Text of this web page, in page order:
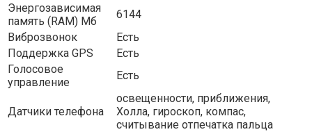
Энергозависимая
память (RAM) Мб
6144
Виброзвонок
Есть
Поддержка GPS
Есть
Голосовое
управление
Есть
Датчики телефона
освещенности, приближения,
Холла, гироскоп, компас,
считывание отпечатка пальца